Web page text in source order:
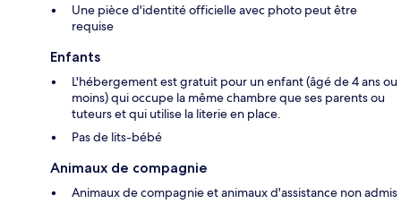
Une pièce d'identité officielle avec photo peut être
requise
Enfants
L'hébergement est gratuit pour un enfant (âgé de 4 ans ou
moins) qui occupe la même chambre que ses parents ou
tuteurs et qui utilise la literie en place.
Pas de lits-bébé
Animaux de compagnie
Animaux de compagnie et animaux d'assistance non admis